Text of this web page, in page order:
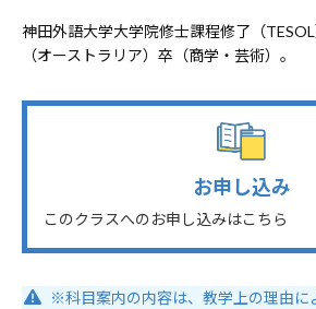
神田外語大学大学院修士課程修了（
（オーストラリア）卒（商学・芸術）。
お申し込み
このクラスへのお申し込みはこちら
※科目案内の内容は、教学上の理由に